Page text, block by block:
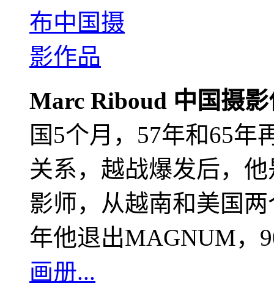
Marc Riboud 中国摄
国5个月，57年和65年
关系，越战爆发后，
影师，从越南和美国
年他退出MAGNUM，
画册...